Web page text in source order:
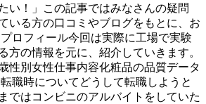
い！」この記事ではみなさんの疑問
いる方の口コミやブログをもとに、お
ロフィール今回は実際に工場で実験
方の情報を元に、紹介していきます。
性別女性仕事内容化粧品の品質データ
職時についてどうして転職しようと
ではコンビニのアルバイトをしていた